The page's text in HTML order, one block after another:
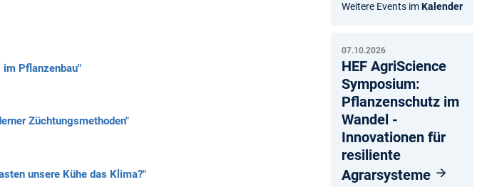
im Pflanzenbau"
Züchtungsmethoden"
unsere Kühe das Klima?"
Weitere Events imKalender
07.10.2026
HEF AgriScience
Symposium:
Pflanzenschutz im
Wandel -
Innovationen für
resiliente
Agrarsysteme